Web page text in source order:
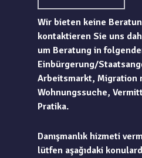
Wir bieten keine
kontaktieren Sie uns
um Beratung in
Einbürgerung/
Arbeitsmarkt, Migration
Wohnungssuche,
Pratika.
Danışmanlık hizmeti
lütfen aşağıdaki